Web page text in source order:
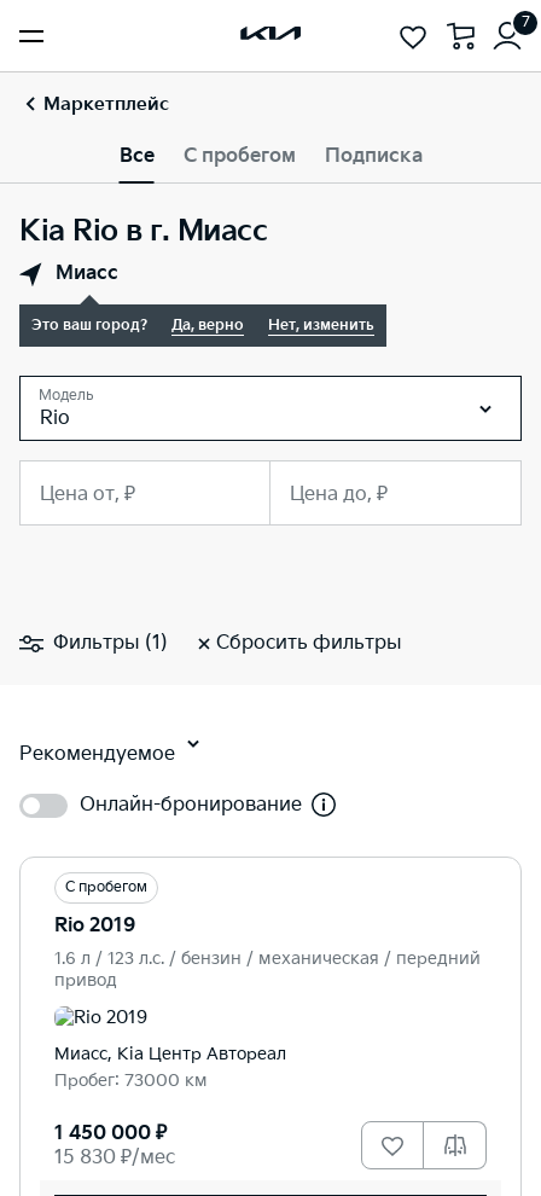
7
Маркетплейс
Все С пробегом Подписка
Kia Rio в г. Миасс
Миасс
Это ваш город? Да, верно Нет, изменить
Модель
Rio
Цена от, ₽ Цена до, ₽
Фильтры (1) Сбросить фильтры
Рекомендуемое
Онлайн-бронирование
С пробегом
Rio 2019
1.6 л / 123 л.c. / бензин / механическая / передний
привод
Миасс, Kia Центр Автореал
Пробег: 73000 км
1 450 000 ₽
15 830 ₽/мес